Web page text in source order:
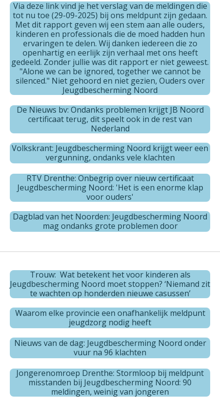
Via deze link vind je het verslag van de meldingen die
tot nu toe (29-09-2025) bij ons meldpunt zijn gedaan.
Met dit rapport geven wij een stem aan alle ouders,
kinderen en professionals die de moed hadden hun
ervaringen te delen. Wij danken iedereen die zo
openhartig en eerlijk zijn verhaal met ons heeft
gedeeld. Zonder jullie was dit rapport er niet geweest.
"Alone we can be ignored, together we cannot be
silenced." Niet gehoord en niet gezien, Ouders over
Jeugdbescherming Noord
De Nieuws bv: Ondanks problemen krijgt JB Noord
certificaat terug, dit speelt ook in de rest van
Nederland
Volkskrant: Jeugdbescherming Noord krijgt weer een
vergunning, ondanks vele klachten
RTV Drenthe: Onbegrip over nieuw certificaat
Jeugdbescherming Noord: 'Het is een enorme klap
voor ouders'
Dagblad van het Noorden: Jeugdbescherming Noord
mag ondanks grote problemen door
Trouw: Wat betekent het voor kinderen als
Jeugdbescherming Noord moet stoppen? ‘Niemand zit
te wachten op honderden nieuwe casussen’
Waarom elke provincie een onafhankelijk meldpunt
jeugdzorg nodig heeft
Nieuws van de dag: Jeugdbescherming Noord onder
vuur na 96 klachten
Jongerenomroep Drenthe: Stormloop bij meldpunt
misstanden bij Jeugdbescherming Noord: 90
meldingen, weinig van jongeren